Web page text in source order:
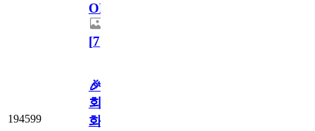
OPEN
[7]
194599
🎉
회
화